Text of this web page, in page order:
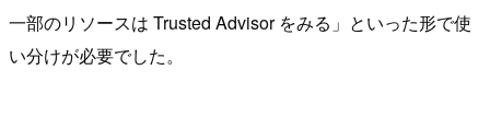
一部のリソースは Trusted Advisor をみる」といった形で使
い分けが必要でした。